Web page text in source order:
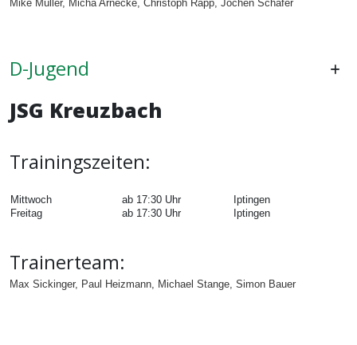
Mike Müller, Micha Arnecke, Christoph Rapp, Jochen Schäfer
D-Jugend
JSG Kreuzbach
Trainingszeiten:
Mittwoch ab 17:30 Uhr
Iptingen
Freitag
ab 17:30 Uhr Iptingen
Trainerteam:
Max Sickinger, Paul Heizmann, Michael Stange, Simon Bauer